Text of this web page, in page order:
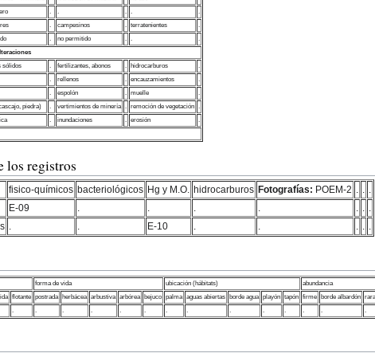
. . . .
.
. campesinos . terratenientes
.
. no permitido . .
.
sólidos . fertilizantes, abonos . hidrocarburos
.
. rellenos . encauzamientos
.
. espolón . muelle
.
piedra) . vertimientos de minería . remoción de vegetación .
. inundaciones . erosión
.
los registros
fisico-químicos bacteriológicos Hg y M.O. hidrocarburos Fotografías: POEM-2
E-09
E-10
forma de vida ubicación (hábitats) abundancia
flotante postrada herbácea arbustiva arbórea bejuco palma aguas abiertas borde agua playón tapón firme borde albardón rara